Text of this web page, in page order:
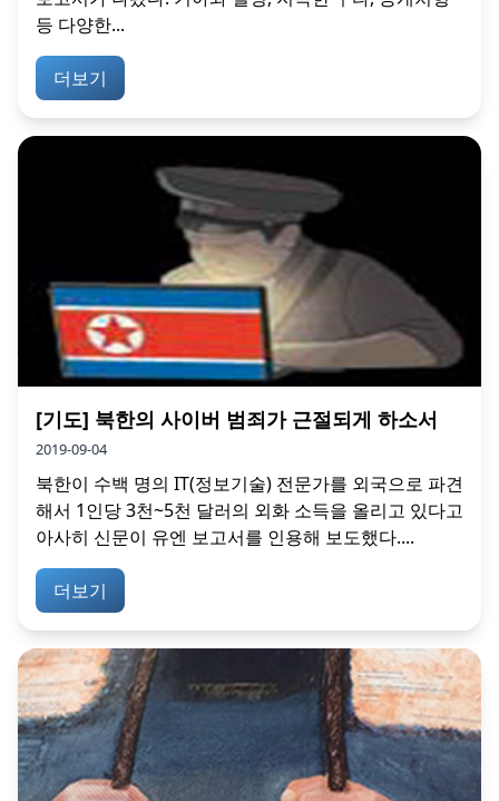
등 다양한...
더보기
[기도] 북한의 사이버 범죄가 근절되게 하소서
2019-09-04
북한이 수백 명의 IT(정보기술) 전문가를 외국으로 파견
해서 1인당 3천~5천 달러의 외화 소득을 올리고 있다고
아사히 신문이 유엔 보고서를 인용해 보도했다....
더보기